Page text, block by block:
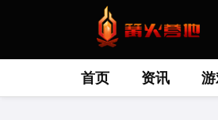
首页 资讯